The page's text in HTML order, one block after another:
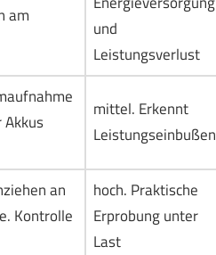
am
und
Leistungsverlust
mittel. Erkennt
Leistungseinbußen
an
Kontrolle
hoch. Praktische
Erprobung unter
Last